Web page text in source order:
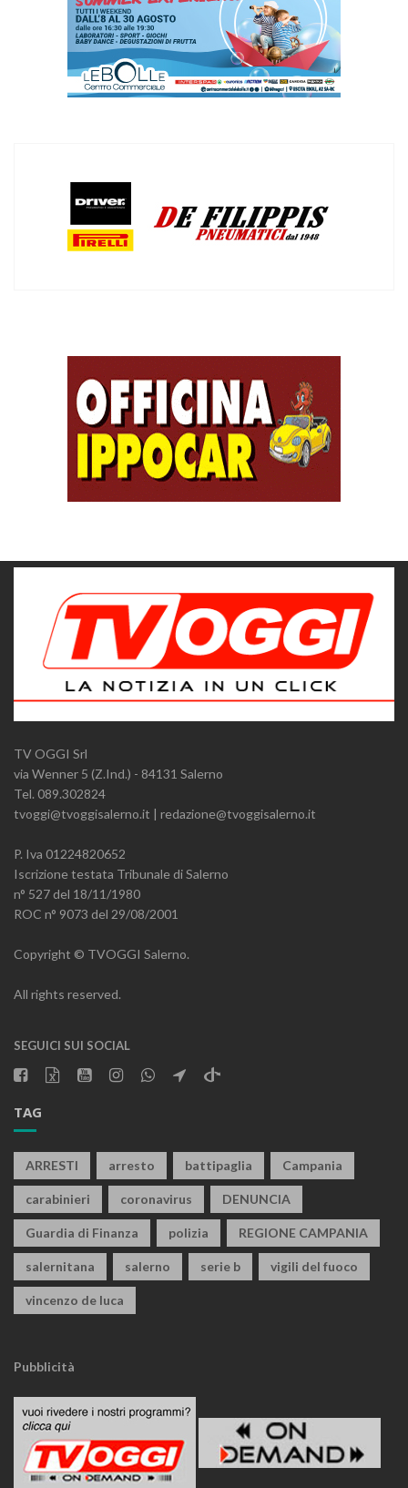
TV OGGI Srl
via Wenner 5 (Z.Ind.) - 84131 Salerno
Tel. 089.302824
tvoggi@tvoggisalerno.it | redazione@tvoggisalerno.it
P. Iva 01224820652
Iscrizione testata Tribunale di Salerno
n° 527 del 18/11/1980
ROC n° 9073 del 29/08/2001
Copyright © TVOGGI Salerno.
All rights reserved.
SEGUICI SUI SOCIAL
TAG
ARRESTI arresto battipaglia Campania
carabinieri coronavirus DENUNCIA
Guardia di Finanza polizia REGIONE CAMPANIA
salernitana salerno serie b vigili del fuoco
vincenzo de luca
Pubblicità